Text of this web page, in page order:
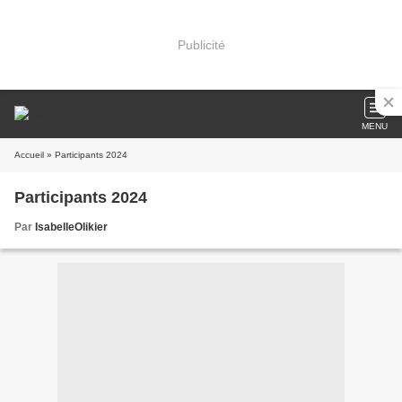
Publicité
MENU
Accueil » Participants 2024
Participants 2024
Par IsabelleOlikier